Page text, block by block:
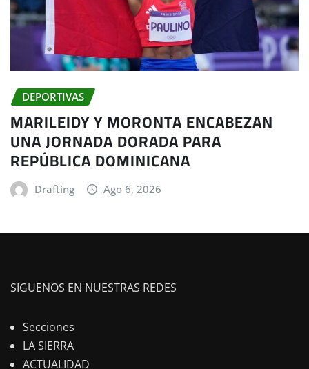
DEPORTIVAS
MARILEIDY Y MORONTA ENCABEZAN
UNA JORNADA DORADA PARA
REPÚBLICA DOMINICANA
Drafting Ago 6, 2026
SIGUENOS EN NUESTRAS REDES
Secciones
LA SIERRA
ACTUALIDAD